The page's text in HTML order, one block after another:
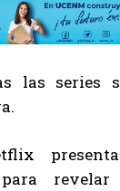
las series
revelar